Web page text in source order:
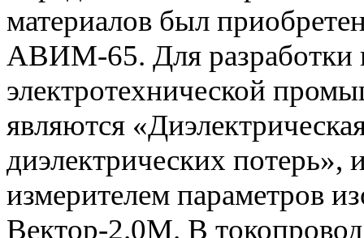
материалов был
АВИМ-65. Для разработки
электротехнической
являются
диэлектрических потерь»,
измерителем параметров
Вектор-2.0М. В